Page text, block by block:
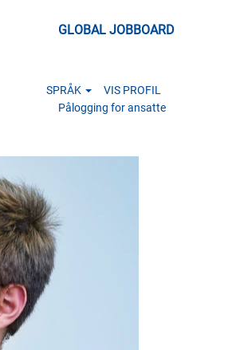
GLOBAL JOBBOARD
SPRÅK
VIS PROFIL
Pålogging for ansatte